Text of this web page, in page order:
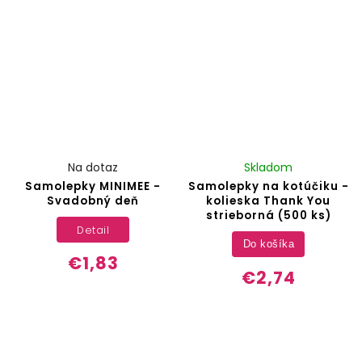
Samolepky MINIMEE -
Svadobný deň
Na dotaz
€1,83
Detail
Samolepky na kotúčiku -
kolieska Thank You
strieborná (500 ks)
Skladom
€2,74
Do košíka